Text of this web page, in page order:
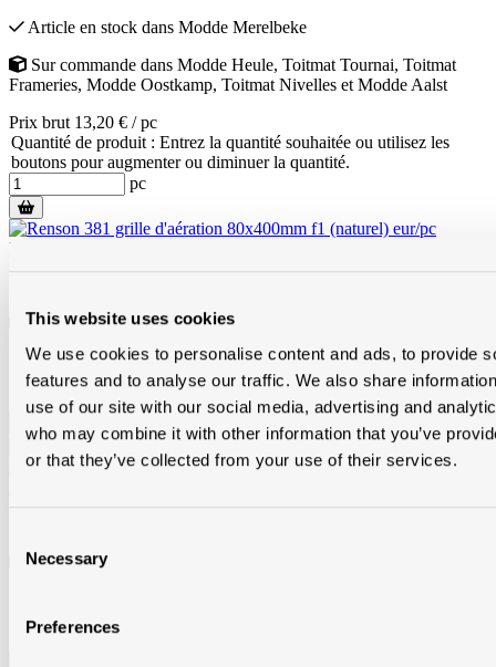
This website uses cookies
We use cookies to personalise content and ads, to provide
features and to analyse our traffic. We also share
use of our site with our social media, advertising and
who may combine it with other information that you’ve
or that they’ve collected from your use of their services.
Selection
Necessary
Preferences
Article en stock dans Modde Merelbeke
Sur commande dans Modde Heule, Toitmat Tournai, Toitmat
Frameries, Modde Oostkamp, Toitmat Nivelles et Modde Aalst
Prix brut 13,20 € / pc
Quantité de produit : Entrez la quantité souhaitée ou utilisez les
boutons pour augmenter ou diminuer la quantité.
pc
Renson 381 grille d'aération 80x400mm f1 (naturel) eur/pc
Sur commandedans toutes les filiales
Prix brut 12,83 € / pc
Quantité de produit : Entrez la quantité souhaitée ou utilisez les
boutons pour augmenter ou diminuer la quantité.
Sur commande
Quantité de produit : Entrez la quantité souhaitée ou utilisez les
boutons pour augmenter ou diminuer la quantité.